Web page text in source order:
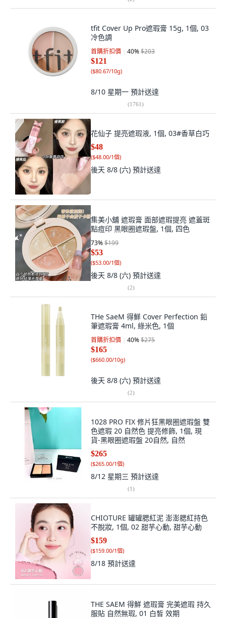
tfit Cover Up Pro遮瑕膏 15g, 1個, 03
冷色調
首購折扣價 40%$203
$121
($80.67/10g)
8/10 星期一 預計送達
(1761)
花仙子 提亮遮瑕液, 1個, 03#香草白巧
$48
($48.00/1個)
後天 8/8 (六) 預計送達
集美小舖 遮瑕膏 面部遮瑕提亮 遮蓋斑
點痘印 黑眼圈遮瑕盤, 1個, 四色
73%$199
$53
($53.00/1個)
後天 8/8 (六) 預計送達
(2)
THe SaeM 得鮮 Cover Perfection 鉛
筆遮瑕膏 4ml, 綠米色, 1個
首購折扣價 40%$275
$165
($660.00/10g)
後天 8/8 (六) 預計送達
(2)
1028 PRO FIX 修片狂黑眼圈遮瑕盤 雙
色遮瑕 20 自然色 提亮修飾, 1個, 現
貨-黑眼圈遮瑕盤 20自然, 自然
$265
($265.00/1個)
8/12 星期三 預計送達
(1)
CHIOTURE 罐罐腮紅泥 澎澎腮紅持色
不脫妝, 1個, 02 甜芋心動, 甜芋心動
$159
($159.00/1個)
8/18 預計送達
THE SAEM 得鮮 遮瑕膏 完美遮瑕 持久
服貼 自然無瑕, 01 白皙 效期